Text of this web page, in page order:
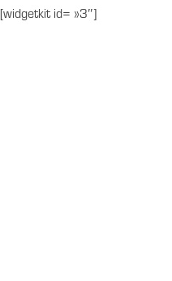
[widgetkit id= »3″]